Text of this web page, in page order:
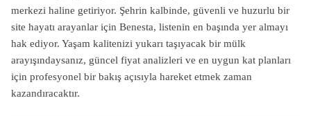
merkezi haline getiriyor. Şehrin kalbinde, güvenli ve huzurlu bir
site hayatı arayanlar için Benesta, listenin en başında yer almayı
hak ediyor. Yaşam kalitenizi yukarı taşıyacak bir mülk
arayışındaysanız, güncel fiyat analizleri ve en uygun kat planları
için profesyonel bir bakış açısıyla hareket etmek zaman
kazandıracaktır.